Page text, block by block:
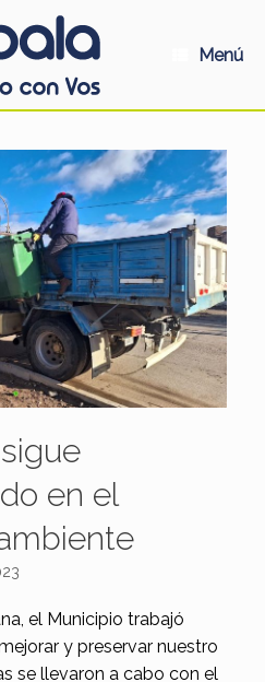
Menú
en el
el Municipio trabajó
y preservar nuestro
se llevaron a cabo con el